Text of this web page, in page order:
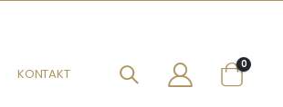
KONTAKT
0